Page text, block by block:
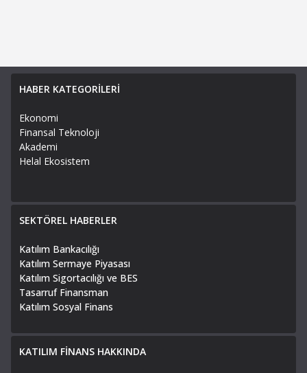
HABER KATEGORİLERİ
Ekonomi
Finansal Teknoloji
Akademi
Helal Ekosistem
SEKTÖREL HABERLER
Katılım Bankacılığı
Katılım Sermaye Piyasası
Katılım Sigortacılığı ve BES
Tasarruf Finansman
Katılım Sosyal Finans
KATILIM FİNANS HAKKINDA